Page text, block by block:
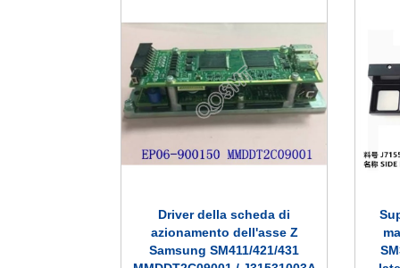
Driver della scheda di
azionamento dell'asse Z
Samsung SM411/421/431